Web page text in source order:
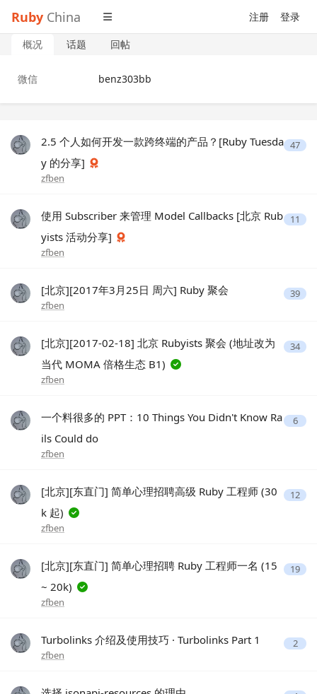
Ruby China 注册 登录
概况 话题 回帖
微信 benz303bb
2.5 个人如何开发一款跨终端的产品？[Ruby Tuesda
y 的分享]
zfben
47
使用 Subscriber 来管理 Model Callbacks [北京 Rub
yists 活动分享]
zfben
11
[北京][2017年3月25日 周六] Ruby 聚会
zfben
39
[北京][2017-02-18] 北京 Rubyists 聚会 (地址改为
当代 MOMA 倍格生态 B1)
zfben
34
一个料很多的 PPT：10 Things You Didn't Know Ra
ils Could do
zfben
6
[北京][东直门] 简单心理招聘高级 Ruby 工程师 (30
k 起)
zfben
12
[北京][东直门] 简单心理招聘 Ruby 工程师一名 (15
~ 20k)
zfben
19
Turbolinks 介绍及使用技巧 · Turbolinks Part 1
zfben
2